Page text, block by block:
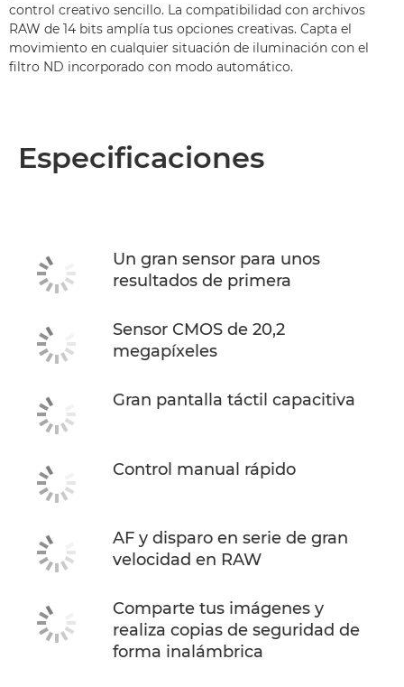
control creativo sencillo. La compatibilidad con archivos
RAW de 14 bits amplía tus opciones creativas. Capta el
movimiento en cualquier situación de iluminación con el
filtro ND incorporado con modo automático.
Especificaciones
Un gran sensor para unos
resultados de primera
Sensor CMOS de 20,2
megapíxeles
Gran pantalla táctil capacitiva
Control manual rápido
AF y disparo en serie de gran
velocidad en RAW
Comparte tus imágenes y
realiza copias de seguridad de
forma inalámbrica